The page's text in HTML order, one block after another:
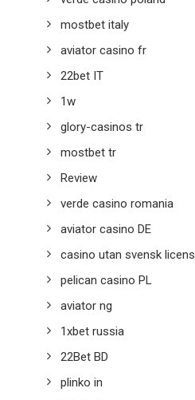
mostbet italy
aviator casino fr
22bet IT
1w
glory-casinos tr
mostbet tr
Review
verde casino romania
aviator casino DE
casino utan svensk licens
pelican casino PL
aviator ng
1xbet russia
22Bet BD
plinko in